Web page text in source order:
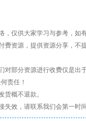
，仅供大家学习与参考，如
费资源，提供资源分享，
对部分资源进行收费仅是
责任！
概不退款。
效，请联系我们会第一时间